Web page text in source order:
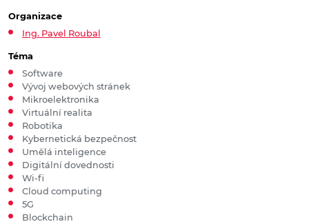
Organizace
Ing. Pavel Roubal
Téma
Software
Vývoj webových stránek
Mikroelektronika
Virtuální realita
Robotika
Kybernetická bezpečnost
Umělá inteligence
Digitální dovednosti
Wi-fi
Cloud computing
5G
Blockchain